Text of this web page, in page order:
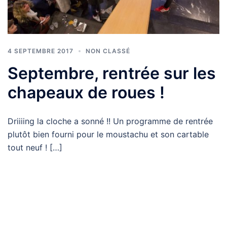
4 SEPTEMBRE 2017 NON CLASSÉ
Septembre, rentrée sur les
chapeaux de roues !
Driiiing la cloche a sonné !! Un programme de rentrée
plutôt bien fourni pour le moustachu et son cartable
tout neuf ! […]